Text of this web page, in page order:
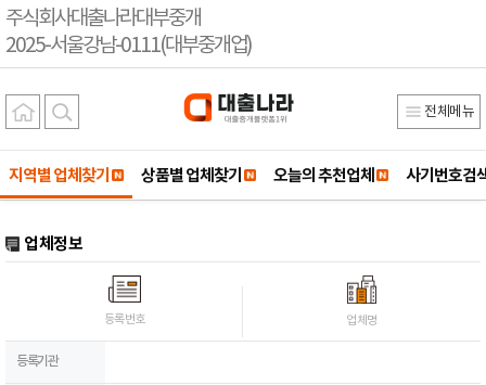
주식회사대출나라대부중개
2025-서울강남-0111(대부중개업)
전체메뉴
지역별 업체찾기 상품별 업체찾기 오늘의 추천업체 사기번호검
업체정보
등록번호 업체명
등록기관